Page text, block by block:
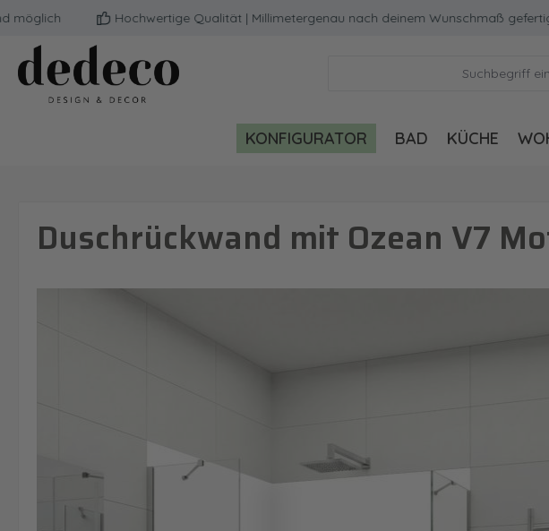
Hauptinhalt springen
Zur Suche springen
Zur Hauptnavigation springen
Hochwertige Qualität | Millimetergenau nach deinem Wunschmaß gefertigt
KONFIGURATOR BAD KÜCHE
Duschrückwand mit Ozean V7